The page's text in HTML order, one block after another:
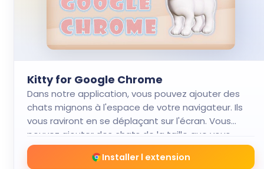
Kitty for Google Chrome
Dans notre application, vous pouvez ajouter des
chats mignons à l'espace de votre navigateur. Ils
vous raviront en se déplaçant sur l'écran. Vous
pouvez ajouter des chats de la taille que vous
voulez.
Installer l extension